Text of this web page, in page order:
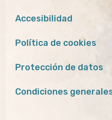
Accesibilidad
Política de cookies
Protección de datos
Condiciones